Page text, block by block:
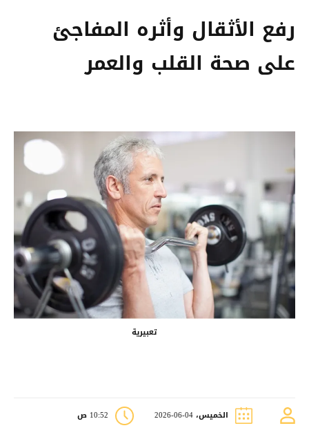
رفع الأثقال وأثره المفاجئ
على صحة القلب والعمر
تعبيرية
الخميس، 04-06-2026 10:52 ص